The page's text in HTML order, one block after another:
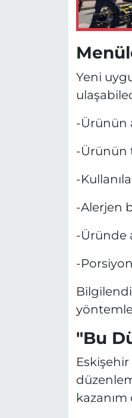
Yeni
-Ürünün
-Ürünün
-
-Alerjen
-Üründe
-
"Bu